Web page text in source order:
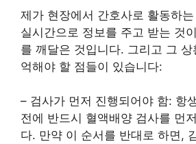
제가 현장에서 간호사로 활동하
실시간으로 정보를 주고 받는 것
를 깨달은 것입니다. 그리고 그
억해야 할 점들이 있습니다:
– 검사가 먼저 진행되어야 함: 항
전에 반드시 혈액배양 검사를 먼
다. 만약 이 순서를 반대로 하면,